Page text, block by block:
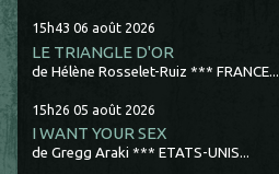
15h43 06 août 2026
LE TRIANGLE D'OR
de Hélène Rosselet-Ruiz *** FRANCE...
15h26 05 août 2026
I WANT YOUR SEX
de Gregg Araki *** ETATS-UNIS...